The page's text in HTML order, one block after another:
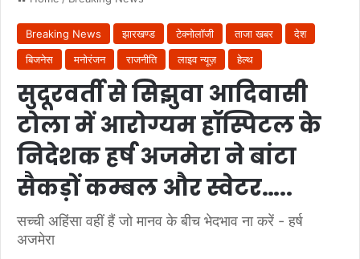
Breaking News झारखण्ड टेक्नोलॉजी ताजा खबर
देश
बिजनेस
मनोरंजन राजनीति लाइव न्यूज़ हेल्थ
सुदूरवर्ती से सिझुवा आदिवासी
टोला में आरोग्यम हॉस्पिटल के
निदेशक हर्ष अजमेरा ने बांटा
सैकड़ों कम्बल और स्वेटर…..
सच्ची अहिंसा वहीं हैं जो मानव के बीच भेदभाव ना करें - हर्ष
अजमेरा